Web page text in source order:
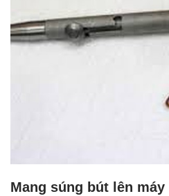
Mang súng bút lên